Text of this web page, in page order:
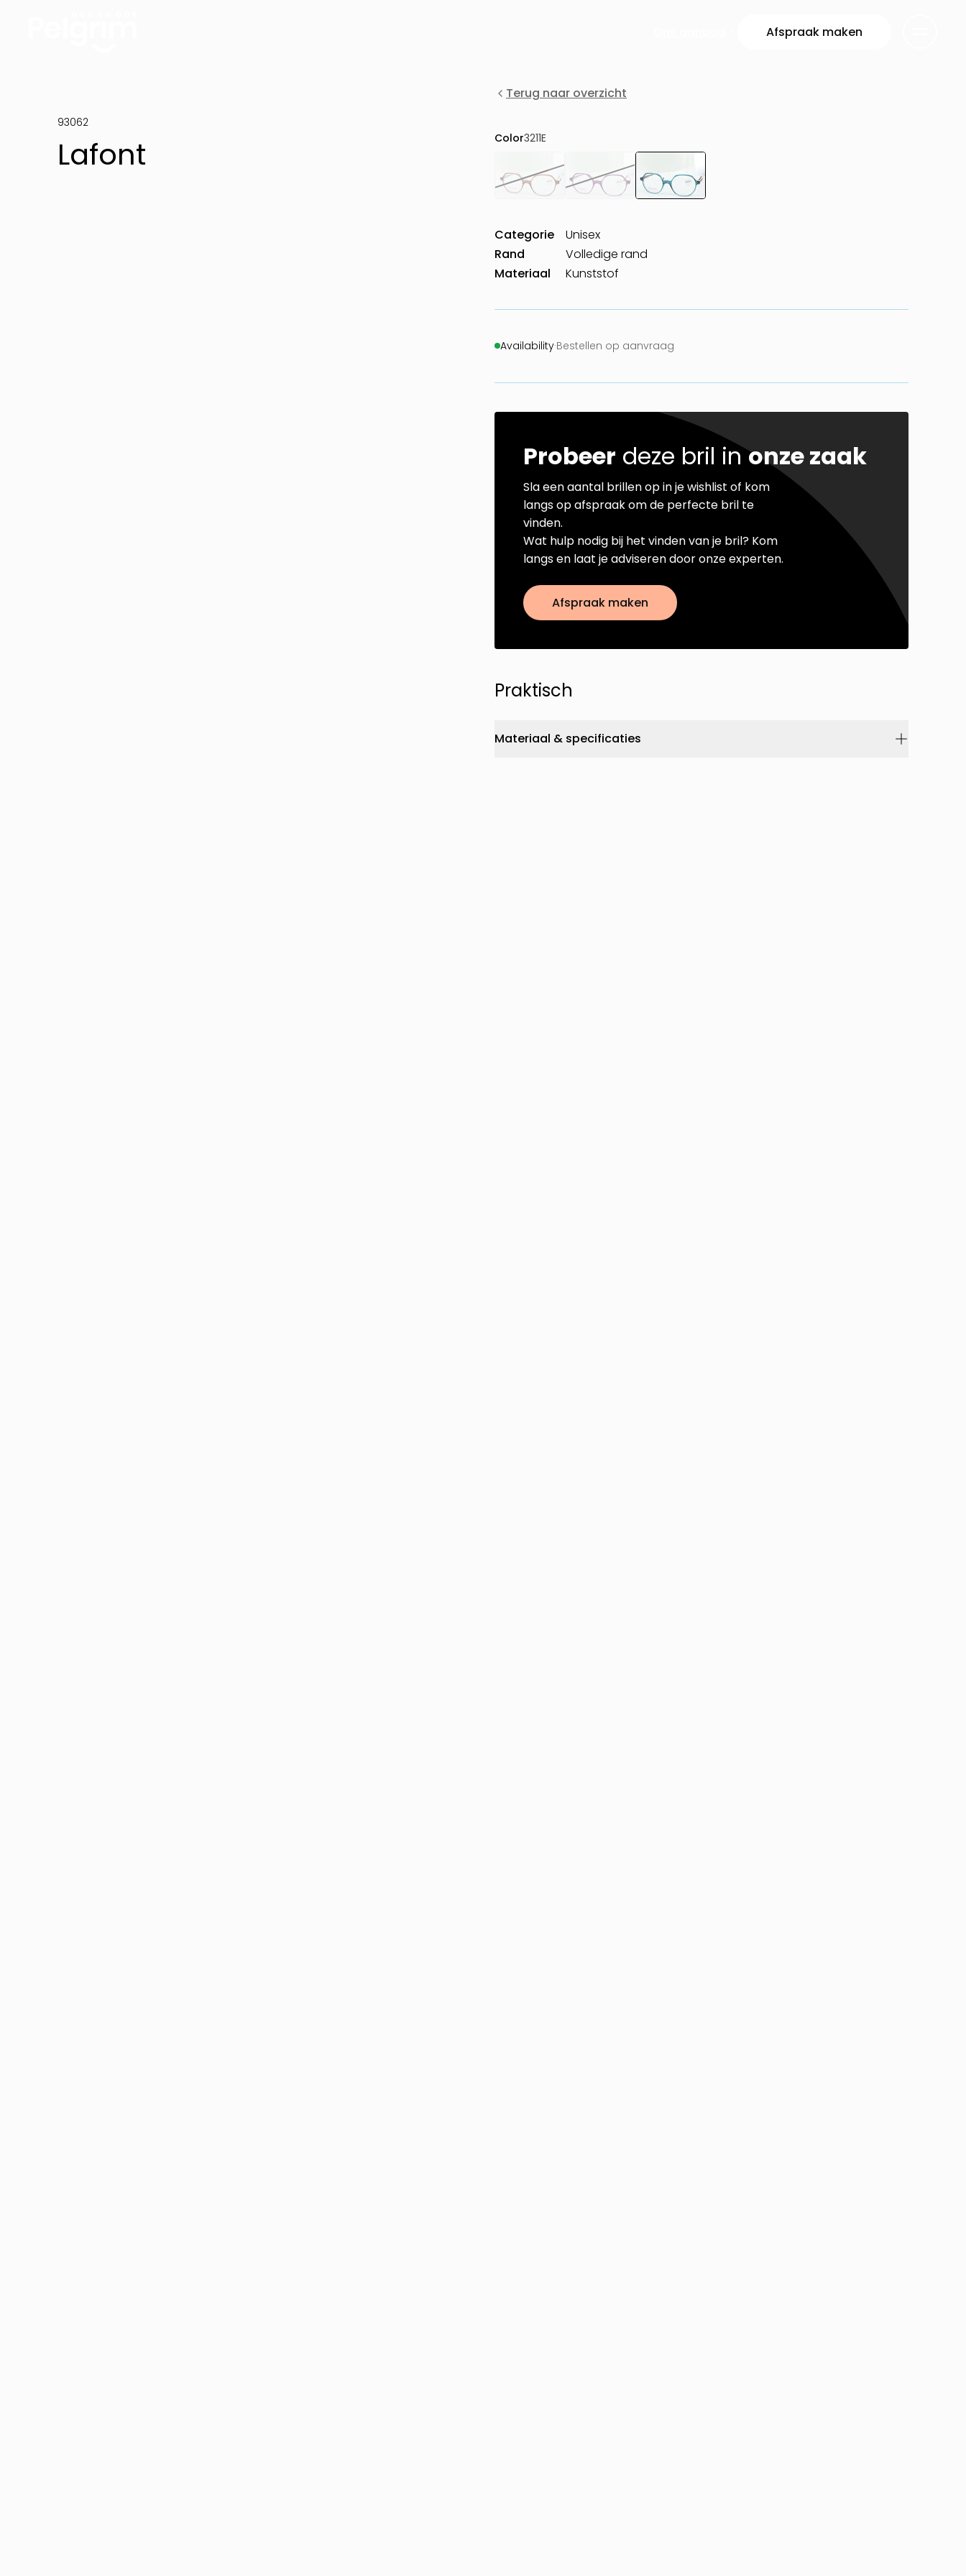
Afspraak maken
93062
Lafont
Terug naar overzicht
Color3211E
Categorie
Unisex
Rand
Volledige rand
Materiaal
Kunststof
Availability·Bestellen op aanvraag
Probeer deze bril inonze zaak
Sla een aantal brillen op in je wishlist of kom
langs op afspraak om de perfecte bril te
vinden.
Wat hulp nodig bij het vinden van je bril? Kom
langs en laat je adviseren door onze experten.
Afspraak maken
Praktisch
Materiaal & specificaties